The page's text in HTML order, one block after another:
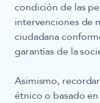
condición de las
intervenciones de
ciudadana
garantías de la
Asimismo,
étnico o basado